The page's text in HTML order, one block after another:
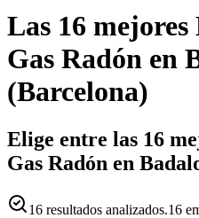
Las 16 mejores
Gas Radón en
(Barcelona)
Elige entre las 16
Gas Radón en
16 resultados analizados.16